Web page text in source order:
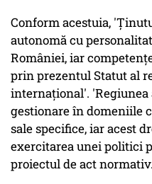
Conform acestuia,
autonomă cu
României, iar
prin prezentul Statut al
internaţional'. 'Regiunea
gestionare în domeniile
sale specifice, iar acest
exercitarea unei politici
proiectul de act normativ.